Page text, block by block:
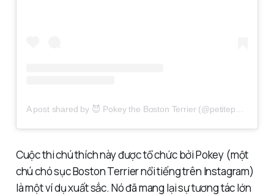
Cuộc thi chú thích này được tổ chức bởi Pokey (một
chú chó sục Boston Terrier nổi tiếng trên Instagram)
là một ví dụ xuất sắc. Nó đã mang lại sự tương tác lớn